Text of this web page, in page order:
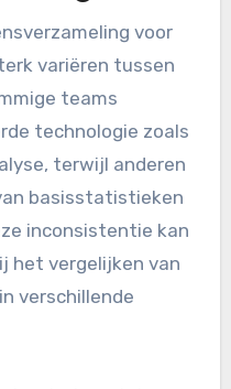
van rugbyspelers
met zich mee,
de methoden voor
in de
Deze factoren
en betrouwbaarheid
beïnvloeden.
de